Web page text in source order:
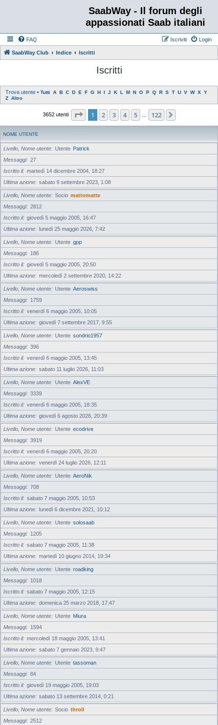
SaabWay - Il forum degli
appassionati Saab italiani
FAQ Login
Iscriviti
SaabWay Club Indice Iscritti
Iscritti
Trova utente • Tutti A B C D E F G H I J K L M N O P Q R S T U V W X Y
Z Altro
3652 utenti Pagina di 122
1 2 3 4 5 122
NOME UTENTE
Livello, Nome utente Utente Patrick
Messaggi
27
Iscritto il
martedì 14 dicembre 2004, 18:27
Ultima azione
sabato 9 settembre 2023, 1:08
Livello, Nome utente Socio mattomatte
Messaggi
2812
Iscritto il
giovedì 5 maggio 2005, 16:47
Ultima azione
lunedì 25 maggio 2026, 7:42
Livello, Nome utente Utente gpp
Messaggi
186
Iscritto il
giovedì 5 maggio 2005, 20:50
Ultima azione
mercoledì 2 settembre 2020, 14:22
Livello, Nome utente Utente Aeroswiss
Messaggi
1759
Iscritto il
venerdì 6 maggio 2005, 10:05
Ultima azione
giovedì 7 settembre 2017, 9:55
Livello, Nome utente Utente sondrio1957
Messaggi
396
Iscritto il
venerdì 6 maggio 2005, 13:45
Ultima azione
sabato 11 luglio 2026, 11:03
Livello, Nome utente Utente AlexVE
Messaggi
3339
Iscritto il
venerdì 6 maggio 2005, 18:35
Ultima azione
giovedì 6 agosto 2026, 20:39
Livello, Nome utente Utente ecodrive
Messaggi
3919
Iscritto il
venerdì 6 maggio 2005, 20:20
Ultima azione
venerdì 24 luglio 2026, 12:11
Livello, Nome utente Utente AeroNik
Messaggi
708
Iscritto il
sabato 7 maggio 2005, 10:53
Ultima azione
lunedì 6 dicembre 2021, 10:12
Livello, Nome utente Utente solosaab
Messaggi
1205
Iscritto il
sabato 7 maggio 2005, 11:38
Ultima azione
martedì 10 giugno 2014, 19:34
Livello, Nome utente Utente roadking
Messaggi
1018
Iscritto il
sabato 7 maggio 2005, 12:15
Ultima azione
domenica 25 marzo 2018, 17:47
Livello, Nome utente Utente Miura
Messaggi
1594
Iscritto il
mercoledì 18 maggio 2005, 13:41
Ultima azione
sabato 7 gennaio 2023, 9:47
Livello, Nome utente Utente tassoman
Messaggi
84
Iscritto il
giovedì 19 maggio 2005, 19:03
Ultima azione
sabato 13 settembre 2014, 0:21
Livello, Nome utente Socio throll
Messaggi
2512